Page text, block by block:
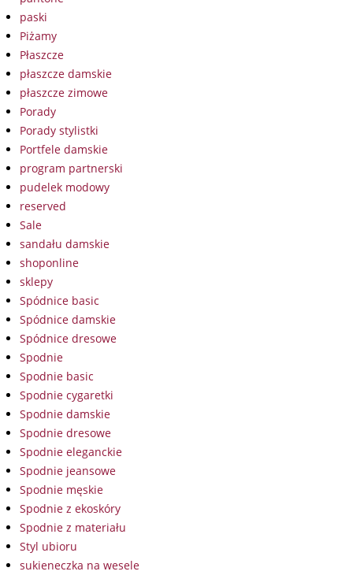
paski
Piżamy
Płaszcze
płaszcze damskie
płaszcze zimowe
Porady
Porady stylistki
Portfele damskie
program partnerski
pudelek modowy
reserved
Sale
sandału damskie
shoponline
sklepy
Spódnice basic
Spódnice damskie
Spódnice dresowe
Spodnie
Spodnie basic
Spodnie cygaretki
Spodnie damskie
Spodnie dresowe
Spodnie eleganckie
Spodnie jeansowe
Spodnie męskie
Spodnie z ekoskóry
Spodnie z materiału
Styl ubioru
sukieneczka na wesele